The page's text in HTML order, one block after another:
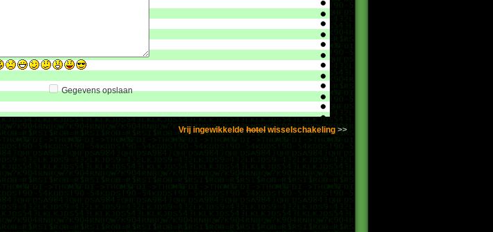
Gegevens opslaan
Vrij ingewikkelde hotelwisselschakeling